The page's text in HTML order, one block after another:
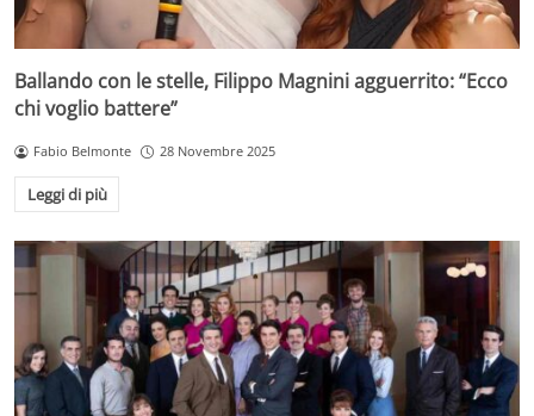
Ballando con le stelle, Filippo Magnini agguerrito: “Ecco
chi voglio battere”
Fabio Belmonte 28 Novembre 2025
Leggi di più